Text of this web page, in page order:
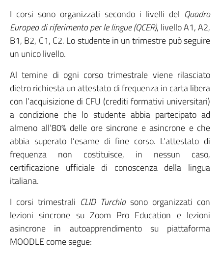
I corsi sono organizzati secondo i livelli del Quadro
Europeo di riferimento per le lingue (QCER), livello A1, A2,
B1, B2, C1, C2. Lo studente in un trimestre può seguire
un unico livello.
Al temine di ogni corso trimestrale viene rilasciato
dietro richiesta un attestato di frequenza in carta libera
con l’acquisizione di CFU (crediti formativi universitari)
a condizione che lo studente abbia partecipato ad
almeno all’80% delle ore sincrone e asincrone e che
abbia superato l’esame di fine corso. L’attestato di
frequenza non costituisce, in nessun caso,
certificazione ufficiale di conoscenza della lingua
italiana.
I corsi trimestrali CLID Turchiasono organizzati con
lezioni sincrone su Zoom Pro Education e lezioni
asincrone in autoapprendimento su piattaforma
MOODLE come segue: